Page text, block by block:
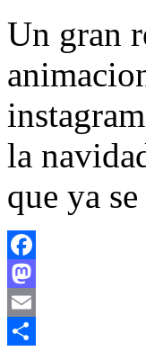
Un gran
la
que ya
Facebook
Mastodon
Email